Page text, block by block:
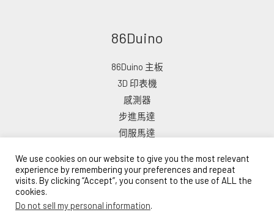
86Duino
86Duino 主板
3D 印表機
感測器
步進馬達
伺服馬達
We use cookies on our website to give you the most relevant
experience by remembering your preferences and repeat
visits. By clicking “Accept”, you consent to the use of ALL the
cookies.
Do not sell my personal information.